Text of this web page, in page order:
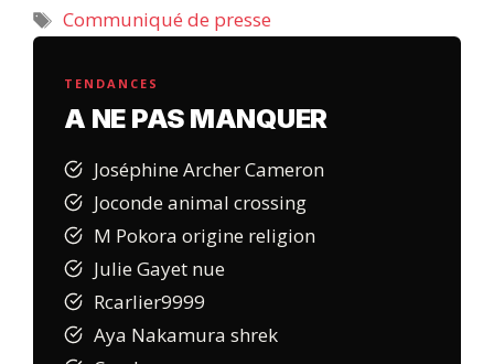
Étiquettes
Communiqué de presse
TENDANCES
A NE PAS MANQUER
Joséphine Archer Cameron
Joconde animal crossing
M Pokora origine religion
Julie Gayet nue
Rcarlier9999
Aya Nakamura shrek